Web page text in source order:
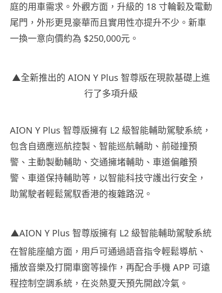
庭的用車需求。外觀方面，升級的 18 寸輪轂及電動
尾門，外形更見豪華而且實用性亦提升不少。新車
一換一意向價約為 $250,000元。
▲全新推出的 AION Y Plus 智尊版在現款基礎上進
行了多項升級
AION Y Plus 智尊版擁有 L2 級智能輔助駕駛系統，
包含自適應巡航控製、智能巡航輔助、前碰撞預
警、主動製動輔助、交通擁堵輔助、車道偏離預
警、車道保持輔助等，以智能科技守護出行安全，
助駕駛者輕鬆駕馭香港的複雜路況。
▲AION Y Plus 智尊版擁有 L2 級智能輔助駕駛系統
在智能座艙方面，用戶可通過語音指令輕鬆導航、
播放音樂及打開車窗等操作，再配合手機 APP 可遠
程控制空調系統，在炎熱夏天預先開啟冷氣。